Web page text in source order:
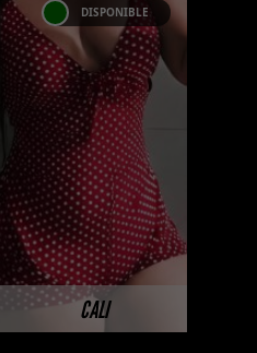
CALI
DISPONIBLE
NUEVA
Algunas de
aún no tienen
en la web
su